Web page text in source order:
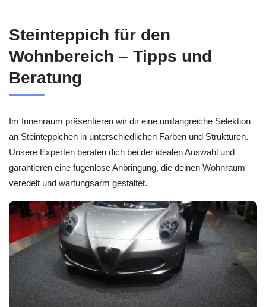
Steinteppich für den
Wohnbereich – Tipps und
Beratung
Im Innenraum präsentieren wir dir eine umfangreiche Selektion
an Steinteppichen in unterschiedlichen Farben und Strukturen.
Unsere Experten beraten dich bei der idealen Auswahl und
garantieren eine fugenlose Anbringung, die deinen Wohnraum
veredelt und wartungsarm gestaltet.